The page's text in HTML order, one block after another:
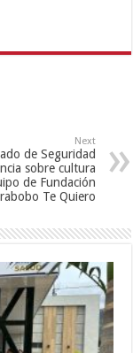
Next
de Seguridad
sobre cultura
de Fundación
Te Quiero